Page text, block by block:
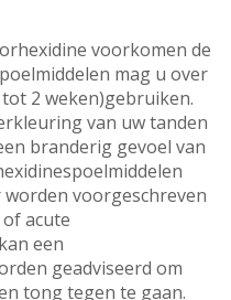
voorkomen de
mag u over
2 weken)gebruiken.
van uw tanden
branderig gevoel van
voorgeschreven
acute
een
geadviseerd om
tong tegen te gaan.